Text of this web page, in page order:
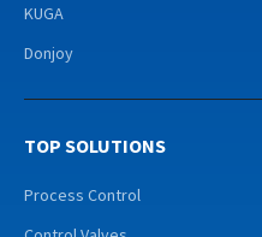
KUGA
Donjoy
TOP SOLUTIONS
Process Control